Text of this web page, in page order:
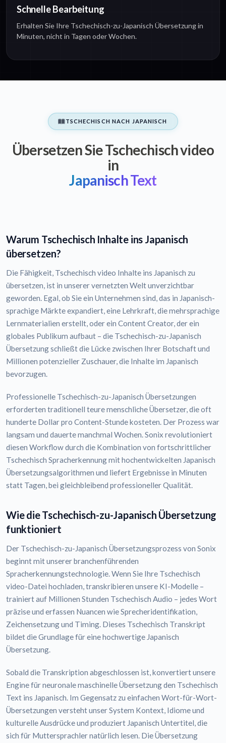
Schnelle Bearbeitung
Erhalten Sie Ihre Tschechisch-zu-Japanisch Übersetzung in
Minuten, nicht in Tagen oder Wochen.
TSCHECHISCH NACH JAPANISCH
Übersetzen Sie Tschechisch video
in
Japanisch Text
Warum Tschechisch Inhalte ins Japanisch
übersetzen?
Die Fähigkeit, Tschechisch video Inhalte ins Japanisch zu
übersetzen, ist in unserer vernetzten Welt unverzichtbar
geworden. Egal, ob Sie ein Unternehmen sind, das in Japanisch-
sprachige Märkte expandiert, eine Lehrkraft, die mehrsprachige
Lernmaterialien erstellt, oder ein Content Creator, der ein
globales Publikum aufbaut – die Tschechisch-zu-Japanisch
Übersetzung schließt die Lücke zwischen Ihrer Botschaft und
Millionen potenzieller Zuschauer, die Inhalte im Japanisch
bevorzugen.
Professionelle Tschechisch-zu-Japanisch Übersetzungen
erforderten traditionell teure menschliche Übersetzer, die oft
hunderte Dollar pro Content-Stunde kosteten. Der Prozess war
langsam und dauerte manchmal Wochen. Sonix revolutioniert
diesen Workflow durch die Kombination von fortschrittlicher
Tschechisch Spracherkennung mit hochentwickelten Japanisch
Übersetzungsalgorithmen und liefert Ergebnisse in Minuten
statt Tagen, bei gleichbleibend professioneller Qualität.
Wie die Tschechisch-zu-Japanisch Übersetzung
funktioniert
Der Tschechisch-zu-Japanisch Übersetzungsprozess von Sonix
beginnt mit unserer branchenführenden
Spracherkennungstechnologie. Wenn Sie Ihre Tschechisch
video-Datei hochladen, transkribieren unsere KI-Modelle –
trainiert auf Millionen Stunden Tschechisch Audio – jedes Wort
präzise und erfassen Nuancen wie Sprecheridentifikation,
Zeichensetzung und Timing. Dieses Tschechisch Transkript
bildet die Grundlage für eine hochwertige Japanisch
Übersetzung.
Sobald die Transkription abgeschlossen ist, konvertiert unsere
Engine für neuronale maschinelle Übersetzung den Tschechisch
Text ins Japanisch. Im Gegensatz zu einfachen Wort-für-Wort-
Übersetzungen versteht unser System Kontext, Idiome und
kulturelle Ausdrücke und produziert Japanisch Untertitel, die
sich für Muttersprachler natürlich lesen. Die Übersetzung